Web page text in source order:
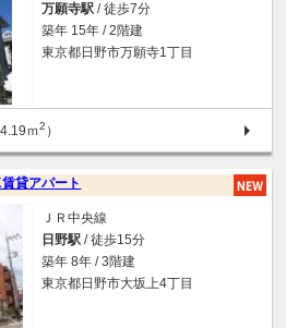
万願寺駅 / 徒歩7分
築年 15年 / 2階建
東京都日野市万願寺1丁目
ｍ2 ）
貸アパート
ＪＲ中央線
日野駅 / 徒歩15分
築年 8年 / 3階建
東京都日野市大坂上4丁目